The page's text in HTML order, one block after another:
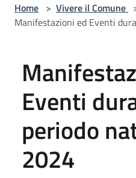
Home > Vivere il Comune
Manifestazioni ed Eventi
Eventi
periodo
2024